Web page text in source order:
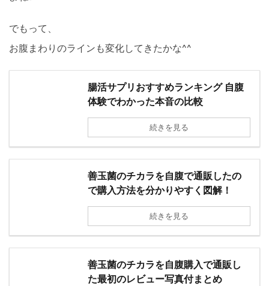
でもって、
お腹まわりのラインも変化してきたかな^^
腸活サプリおすすめランキング 自腹
体験でわかった本音の比較
続きを見る
善玉菌のチカラを自腹で通販したの
で購入方法を分かりやすく図解！
続きを見る
善玉菌のチカラを自腹購入で通販し
た最初のレビュー写真付まとめ